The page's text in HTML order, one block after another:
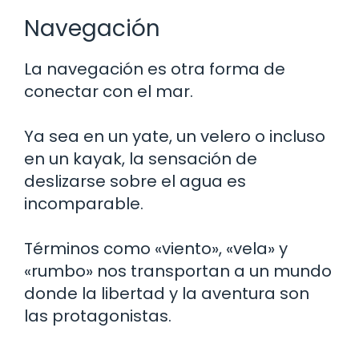
Navegación
La navegación es otra forma de
conectar con el mar.
Ya sea en un yate, un velero o incluso
en un kayak, la sensación de
deslizarse sobre el agua es
incomparable.
Términos como «viento», «vela» y
«rumbo» nos transportan a un mundo
donde la libertad y la aventura son
las protagonistas.